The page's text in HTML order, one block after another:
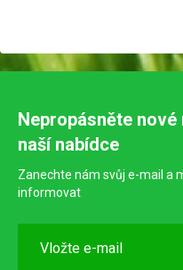
Nepropásněte
naší nabídce
Zanechte nám svůj e-mail a
informovat